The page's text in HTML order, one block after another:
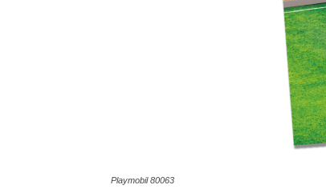
Playmobil 80063